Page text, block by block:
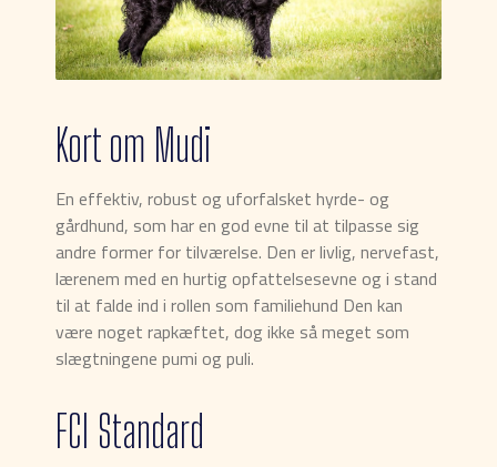
Kort om Mudi
En effektiv, robust og uforfalsket hyrde- og
gårdhund, som har en god evne til at tilpasse sig
andre former for tilværelse. Den er livlig, nervefast,
lærenem med en hurtig opfattelsesevne og i stand
til at falde ind i rollen som familiehund Den kan
være noget rapkæftet, dog ikke så meget som
slægtningene pumi og puli.
FCI Standard